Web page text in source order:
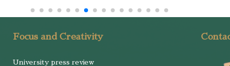
Focus and Creativity
University press review